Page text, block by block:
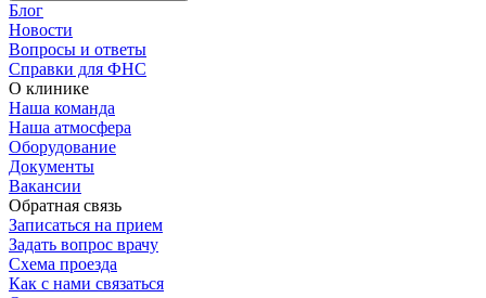
Блог
Новости
Вопросы и ответы
Справки для ФНС
О клинике
Наша команда
Наша атмосфера
Оборудование
Документы
Вакансии
Обратная связь
Записаться на прием
Задать вопрос врачу
Схема проезда
Как с нами связаться